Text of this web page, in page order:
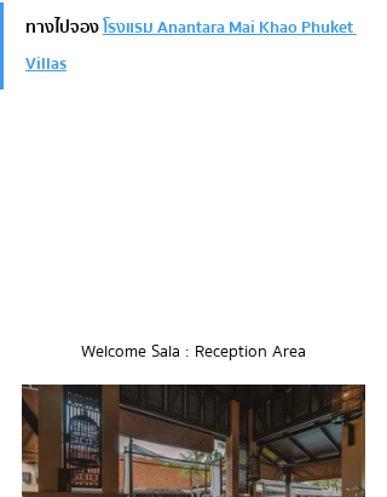
ทางไปจอง โรงแรม Anantara Mai Khao Phuket
Villas
Welcome Sala : Reception Area